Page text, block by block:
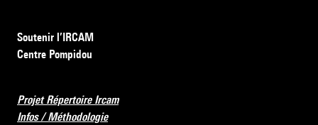
Soutenir l’IRCAM
Centre Pompidou
Projet Répertoire Ircam
Infos / Méthodologie